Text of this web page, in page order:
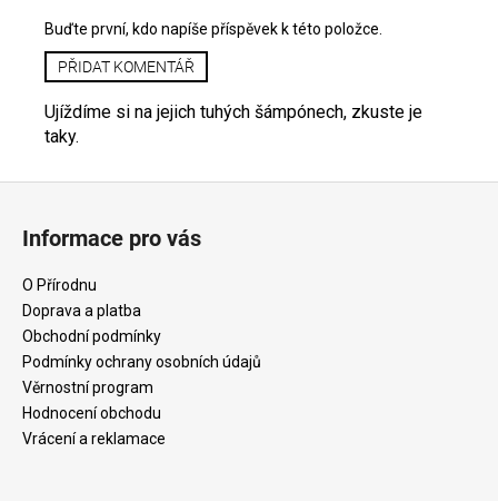
Buďte první, kdo napíše příspěvek k této položce.
PŘIDAT KOMENTÁŘ
Ujíždíme si na jejich tuhých šámpónech, zkuste je
taky.
Informace pro vás
O Přírodnu
Doprava a platba
Obchodní podmínky
Podmínky ochrany osobních údajů
Věrnostní program
Hodnocení obchodu
Vrácení a reklamace